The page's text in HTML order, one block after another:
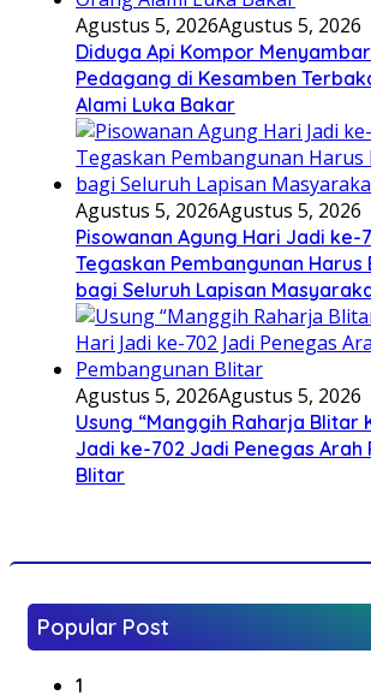
Agustus 5, 2026Agustus 5, 2026
Diduga Api Kompor
Pedagang di Kesamben
Alami Luka Bakar
Agustus 5, 2026Agustus 5, 2026
Pisowanan Agung Hari Jadi ke-
Tegaskan Pembangunan
bagi Seluruh Lapisan
Agustus 5, 2026Agustus 5, 2026
Usung “Manggih Raharja Blitar
Jadi ke-702 Jadi Penegas Arah
Blitar
Popular Post
1